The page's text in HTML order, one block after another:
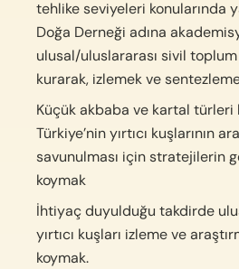
tehlike seviyeleri konularında
Doğa Derneği adına
ulusal/uluslararası sivil
kurarak, izlemek ve
Küçük akbaba ve kartal türleri
Türkiye’nin yırtıcı kuşlarının
savunulması için stratejilerin
koymak
İhtiyaç duyulduğu takdirde
yırtıcı kuşları izleme ve
koymak.